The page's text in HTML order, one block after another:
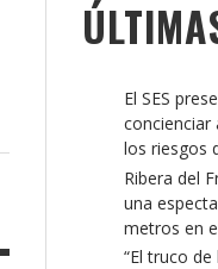
El SES
concienciar
los riesgos
Ribera del
una
metros en
“El truco de